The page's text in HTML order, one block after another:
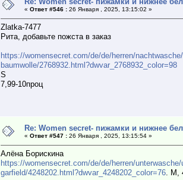
« Ответ #546 :26 Января , 2025, 13:15:02 »
Zlatka-7477
Рита, добавьте пожста в заказ
https://womensecret.com/de/de/herren/
baumwolle/2768932.html?dwvar_2768932_color=98
S
7,99-10проц
Re: Women secret- пижамки и нижнее
« Ответ #547 :26 Января , 2025, 13:15:54 »
Алёна Борискина
https://womensecret.com/de/de/herren/
garfield/4248202.html?dwvar_4248202_color=76. M,